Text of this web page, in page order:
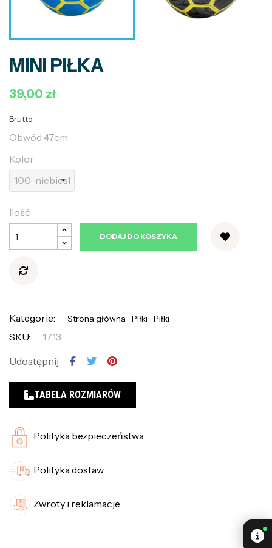
MINI PIŁKA
39,00 zł
Brutto
Obwód 47cm
Kolor
Ilość
DODAJ DO KOSZYKA
Kategorie: Strona główna Piłki Piłki
SKU:
1713
Udostępnij
TABELA ROZMIARÓW
Polityka bezpieczeństwa
Polityka dostaw
Zwroty i reklamacje